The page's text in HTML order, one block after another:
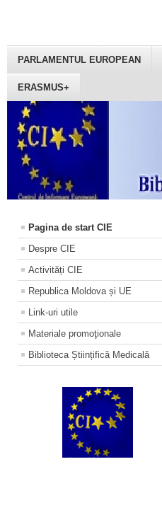
PARLAMENTUL EUROPEAN
ERASMUS+
Pagina de start CIE
Despre CIE
Activități CIE
Republica Moldova și UE
Link-uri utile
Materiale promoţionale
Biblioteca Științifică Medicală